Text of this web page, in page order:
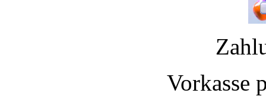
Vorkasse